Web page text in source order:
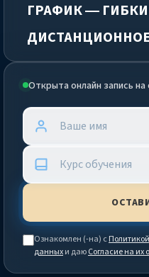
Открыта онлайн запись на
Ознакомлен (-на) с
данныхи даюСогласие на их
ГРАФИК —